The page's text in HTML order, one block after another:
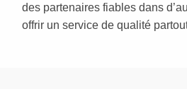
des partenaires fiables dans
offrir un service de qualité